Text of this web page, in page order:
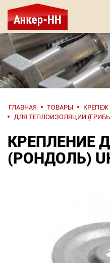
НАПИШИТЕ
НАМ
О компании
Крепеж
Документация
ГЛАВНАЯ ТОВАРЫ КРЕПЕЖ
ДЛЯ ТЕПЛОИЗОЛЯЦИИ
КРЕПЛЕНИЕ
(РОНДОЛЬ)